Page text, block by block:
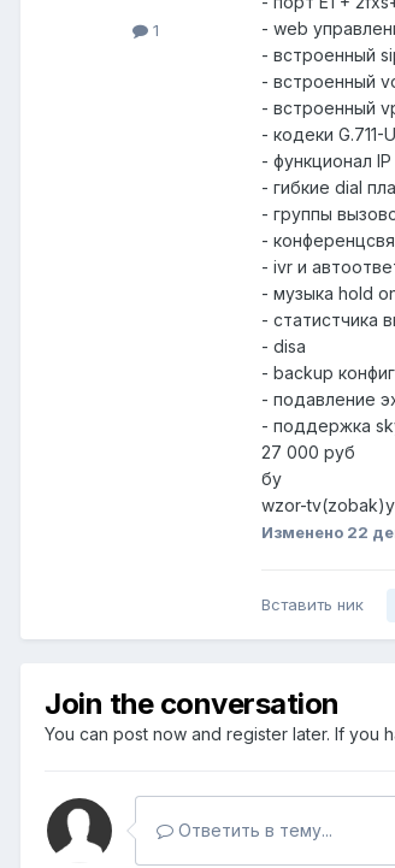
1
- web
- вcтроенный
- встроенный
- встроенный
- кодеки G.711-
- функционал
- гибкие dial
- группы
-
- ivr и
- музыка hold
- статистчика
- disa
- backup
- подавление
- поддержка
27 000 руб
бу
wzor-
Изменено 22
Вставить ник
Join the conversation
You can post now and register later. If you
Ответить в тему...